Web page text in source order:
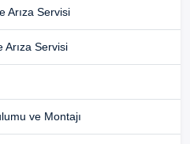
Arıza Servisi
Arıza Servisi
ve Montajı